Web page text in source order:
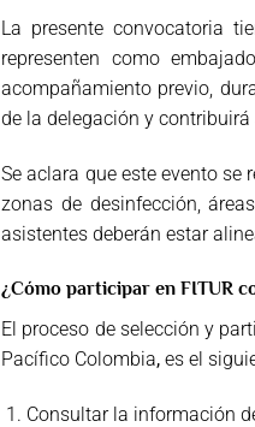
La presente convocatoria
representen como
acompañamiento previo,
de la delegación y
Se aclara que este evento
zonas de desinfección,
asistentes deberán estar
¿Cómo participar en FITUR
El proceso de selección y
Pacífico Colombia, es el
Consultar la información